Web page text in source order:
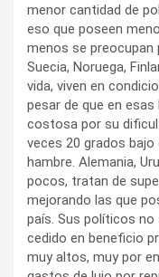
menor cantidad de
eso que poseen
menos se preocupan
Suecia, Noruega,
vida, viven en
pesar de que en
costosa por su
veces 20 grados
hambre. Alemania,
pocos, tratan de
mejorando las que
país. Sus políticos no
cedido en beneficio
muy altos, muy por